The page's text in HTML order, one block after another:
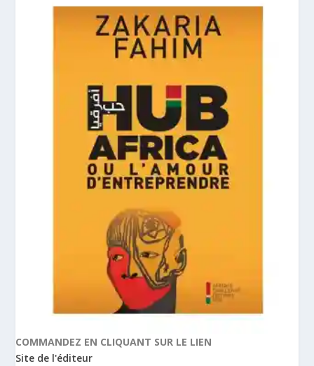
COMMANDEZ EN CLIQUANT SUR LE LIEN
Site de l'éditeur